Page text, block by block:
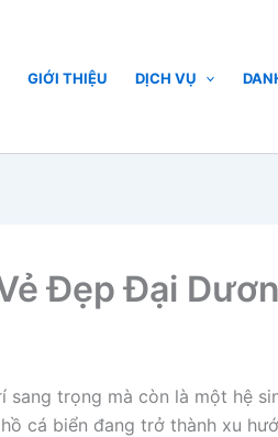
GIỚI THIỆU DỊCH VỤ
Đẹp Đại
trọng mà còn là một hệ
cá biển đang trở thành xu